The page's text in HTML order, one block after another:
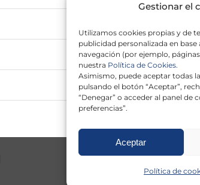
Gestionar el
Utilizamos cookies propias y de
publicidad personalizada en
navegación (por ejemplo,
nuestra Política de Cookies.
Asimismo, puede aceptar todas
pulsando el botón “Aceptar”,
“Denegar” o acceder al panel de
preferencias”.
Aceptar
Política de
He leído